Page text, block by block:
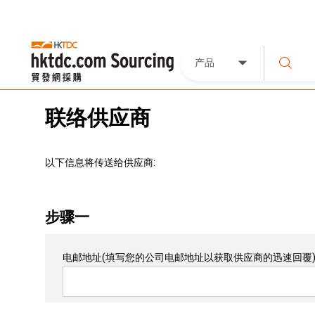
产品
联络供应商
以下信息将传送给供应商:
步骤一
电邮地址(填写您的公司电邮地址以获取供应商的迅速回覆)